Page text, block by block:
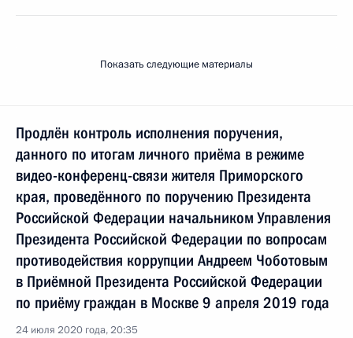
Показать следующие материалы
Продлён контроль исполнения поручения,
данного по итогам личного приёма в режиме
видео-конференц-связи жителя Приморского
края, проведённого по поручению Президента
Российской Федерации начальником Управления
Президента Российской Федерации по вопросам
противодействия коррупции Андреем Чоботовым
в Приёмной Президента Российской Федерации
по приёму граждан в Москве 9 апреля 2019 года
24 июля 2020 года, 20:35